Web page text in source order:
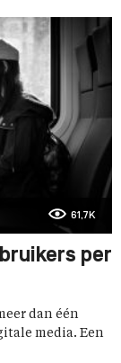
61,7K
per
dan één
media. Een